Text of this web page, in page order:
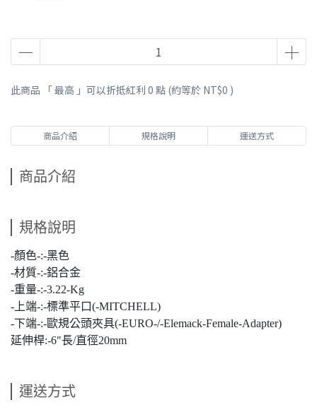
此商品 「 最高 」可以折抵紅利 0 點 (約等於 NT$0 )
商品介紹 規格說明 運送方式
商品介紹
規格說明
-顏色-:-黑色
-材質-:-鋁合金
-重量-:-3.22-Kg
-上端-:-標準平口(-MITCHELL)
-下端-:-歐規公頭夾具(-EURO-/-Elemack-Female-Adapter)
延伸桿:-6"長/直徑20mm
運送方式